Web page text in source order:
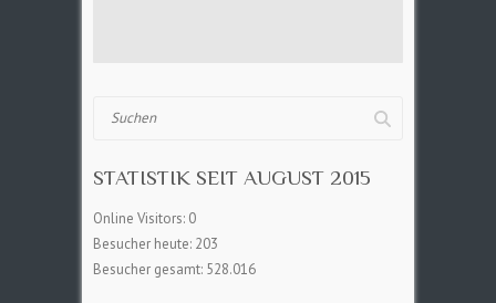
STATISTIK SEIT AUGUST 2015
Online Visitors: 0
Besucher heute: 203
Besucher gesamt: 528.016